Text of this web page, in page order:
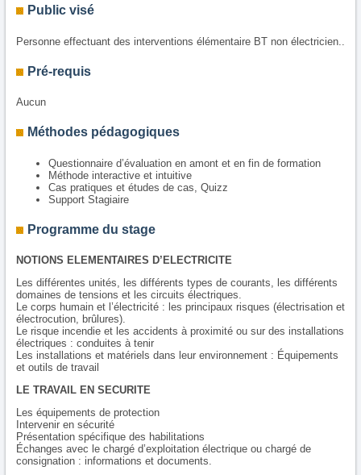
Public visé
Personne effectuant des interventions élémentaire BT non électricien..
Pré-requis
Aucun
Méthodes pédagogiques
Questionnaire d’évaluation en amont et en fin de formation
Méthode interactive et intuitive
Cas pratiques et études de cas, Quizz
Support Stagiaire
Programme du stage
NOTIONS ELEMENTAIRES D’ELECTRICITE
Les différentes unités, les différents types de courants, les différents
domaines de tensions et les circuits électriques.
Le corps humain et l’électricité : les principaux risques (électrisation et
électrocution, brûlures).
Le risque incendie et les accidents à proximité ou sur des installations
électriques : conduites à tenir
Les installations et matériels dans leur environnement : Équipements
et outils de travail
LE TRAVAIL EN SECURITE
Les équipements de protection
Intervenir en sécurité
Présentation spécifique des habilitations
Échanges avec le chargé d’exploitation électrique ou chargé de
consignation : informations et documents.